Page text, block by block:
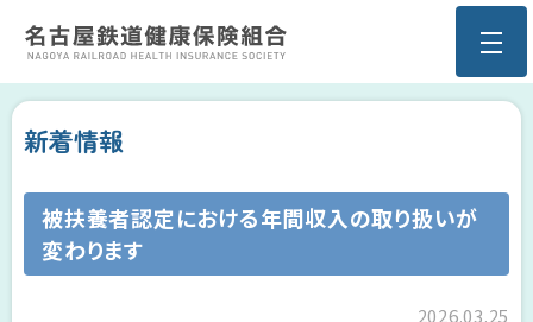
新着情報
被扶養者認定における年間収入の取り扱いが
変わります
2026.03.25